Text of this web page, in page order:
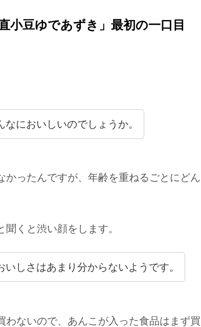
小豆ゆであずき」最初の一口目
においしいのでしょうか。
ったんですが、年齢を重ねるごとにどん
くと渋い顔をします。
しさはあまり分からないようです。
ないので、あんこが入った食品はまず買